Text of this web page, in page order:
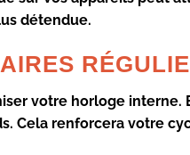
détendue.
votre horloge
Cela renforcera votre